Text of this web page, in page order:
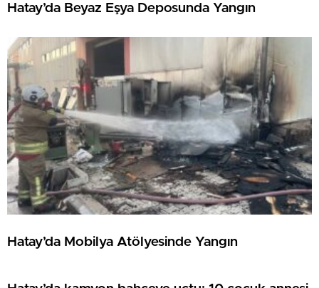
Hatay’da Beyaz Eşya Deposunda Yangın
Hatay’da Mobilya Atölyesinde Yangın